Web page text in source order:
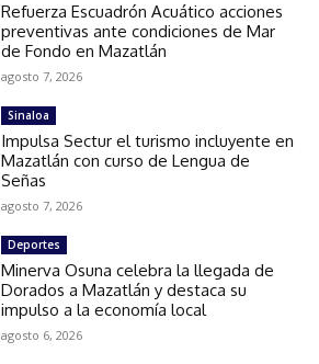
Refuerza Escuadrón Acuático acciones
preventivas ante condiciones de Mar
de Fondo en Mazatlán
agosto 7, 2026
Sinaloa
Impulsa Sectur el turismo incluyente en
Mazatlán con curso de Lengua de
Señas
agosto 7, 2026
Deportes
Minerva Osuna celebra la llegada de
Dorados a Mazatlán y destaca su
impulso a la economía local
agosto 6, 2026